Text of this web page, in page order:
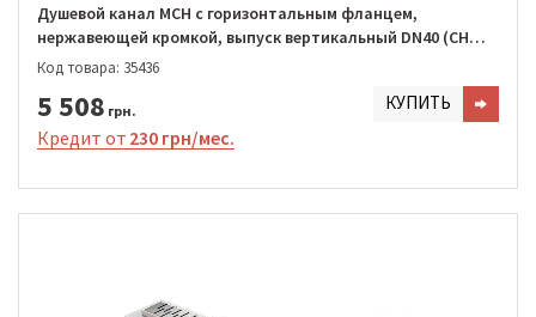
Душевой канал MCH с горизонтальным фланцем,
нержавеющей кромкой, выпуск вертикальный DN40 (CH
1050/S40 MN1)
Код товара: 35436
5 508 грн. КУПИТЬ
Кредит от 230 грн/мес.